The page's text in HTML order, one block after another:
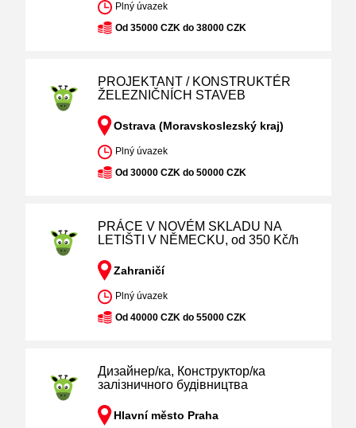
Plný úvazek
Od 35000 CZK do 38000 CZK
PROJEKTANT / KONSTRUKTÉR
ŽELEZNIČNÍCH STAVEB
Ostrava (Moravskoslezský kraj)
Plný úvazek
Od 30000 CZK do 50000 CZK
PRÁCE V NOVÉM SKLADU NA
LETIŠTI V NĚMECKU, od 350 Kč/h
Zahraničí
Plný úvazek
Od 40000 CZK do 55000 CZK
Дизайнер/ка, Конструктор/ка
залізничного будівництва
Hlavní město Praha